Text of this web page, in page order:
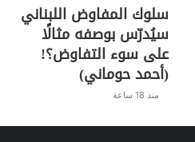
سلوك المفاوض اللبناني
سيُدرّس بوصفه مثالًا
على سوء التفاوض؟!
(أحمد حوماني)
منذ 18 ساعة